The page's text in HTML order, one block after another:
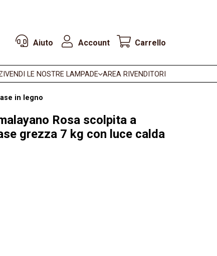
Aiuto Account Carrello
VENDI LE NOSTRE LAMPADE AREA RIVENDITORI
in legno
Rosa scolpita a
grezza 7 kg con luce calda